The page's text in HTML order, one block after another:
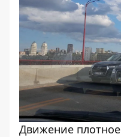
Движение плотное